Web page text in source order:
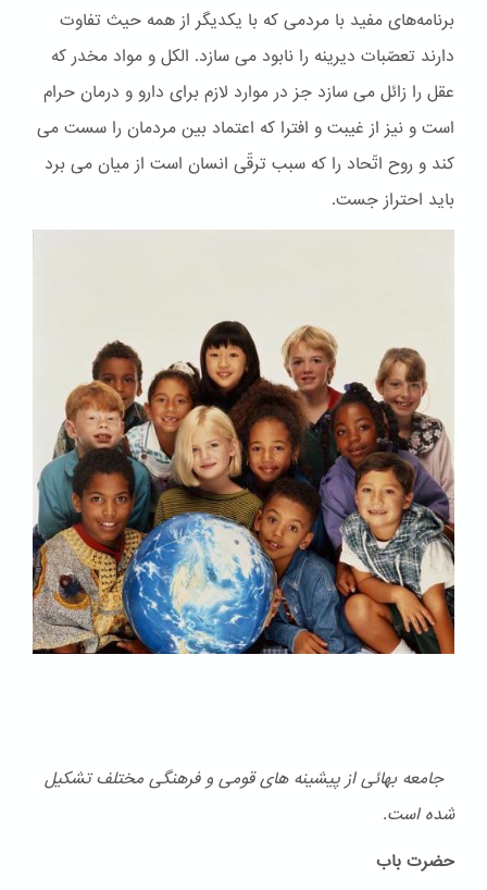
برنامه‌های مفید با مردمی که با یکدیگر از همه حیث تفاوت
دارند تعصّبات دیرینه را نابود می سازد. الكل و مواد مخدر که
عقل را زائل می سازد جز در موارد لازم برای دارو و درمان حرام
است و نیز از غیبت و افترا که اعتماد بین مردمان را سست می
کند و روح اتّحاد را که سبب ترقّی انسان است از میان می برد
باید احتراز جست.
جامعه بهائی از پیشینه های قومی و فرهنگی مختلف تشكیل
شده است.
حضرت باب